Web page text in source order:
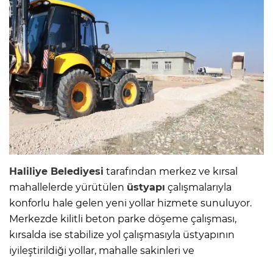
Haliliye Belediyesi tarafından merkez ve kırsal
mahallelerde yürütülen üstyapı çalışmalarıyla
konforlu hale gelen yeni yollar hizmete sunuluyor.
Merkezde kilitli beton parke döşeme çalışması,
kırsalda ise stabilize yol çalışmasıyla üstyapının
iyileştirildiği yollar, mahalle sakinleri ve